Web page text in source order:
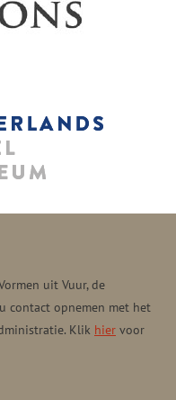
uit Vuur, de
contact opnemen met het
Klik hier voor